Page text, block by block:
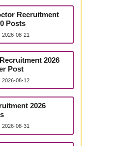
Recruitment
Posts
2026-08-21
2026
Post
2026-08-12
2026
2026-08-31